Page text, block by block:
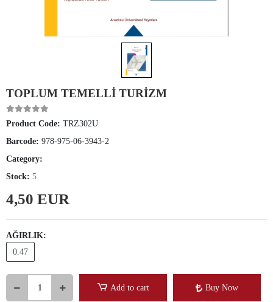
TOPLUM TEMELLİ TURİZM
Product Code: TRZ302U
Barcode: 978-975-06-3943-2
Category:
Stock: 5
4,50 EUR
AĞIRLIK:
0.47
Add to cart Buy Now